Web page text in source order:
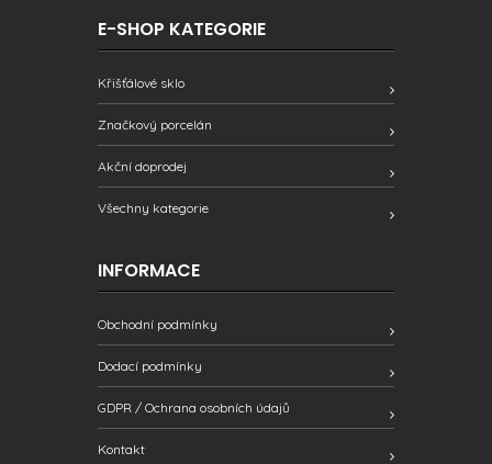
E-SHOP KATEGORIE
Křišťálové sklo
Značkový porcelán
Akční doprodej
Všechny kategorie
INFORMACE
Obchodní podmínky
Dodací podmínky
GDPR / Ochrana osobních údajů
Kontakt